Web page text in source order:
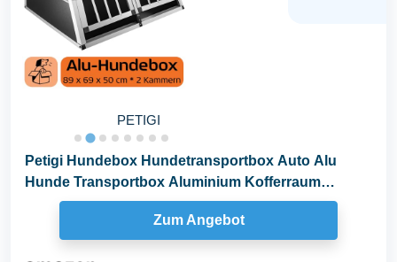
PETIGI
Petigi Hundebox Hundetransportbox Auto Alu
Hunde Transportbox Aluminium Kofferraum
Transport Box...
Zum Angebot